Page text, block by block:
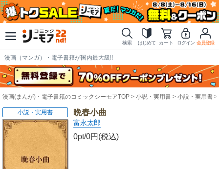
検索 はじめて カート ログイン 会員登録
漫画（マンガ）・電子書籍が国内最大級!!
漫画(まんが)・電子書籍のコミックシーモアTOP 小説・実用書 小説・実用書
晩春小曲
富永太郎
0pt/0円(税込)
小説・実用書